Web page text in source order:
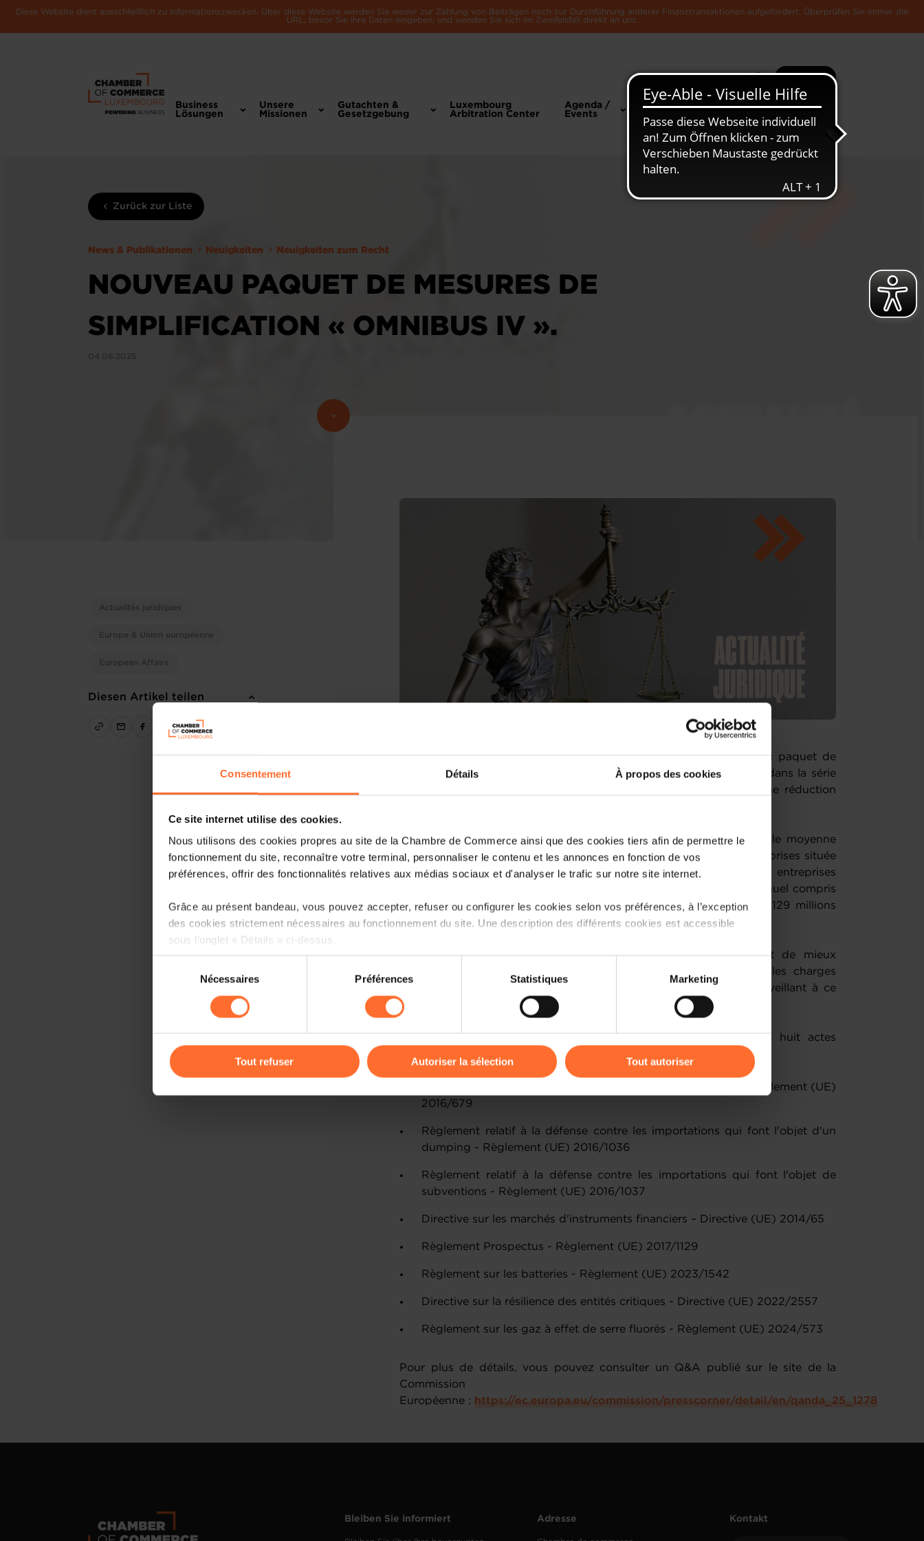
Consentement Détails À propos des cookies
Ce site internet utilise des cookies.
Nous utilisons des cookies propres au site de la Chambre de Commerce ainsi que des cookies tiers afin de permettre le
fonctionnement du site, reconnaître votre terminal, personnaliser le contenu et les annonces en fonction de vos
préférences, offrir des fonctionnalités relatives aux médias sociaux et d'analyser le trafic sur notre site internet.
Grâce au présent bandeau, vous pouvez accepter, refuser ou configurer les cookies selon vos préférences, à l’exception
des cookies strictement nécessaires au fonctionnement du site. Une description des différents cookies est accessible
sous l’onglet « Détails » ci-dessus.
Il est précisé que la navigation sur le site et certaines fonctionnalités (ex : lecture de vidéos, partage sur les réseaux
cas de refus de tous les cookies ou des cookies non nécessaires.
gauche de chaque page.
Charte d’usage des cookies
consentement
Nécessaires Préférences Statistiques Marketing
Tout refuser Autoriser la sélection Tout autoriser
Diese Website dient ausschließlich zu Informationszwecken. Über diese Website werden Sie weder zur Zahlung von Beiträgen noch zur Durchführung anderer Finanztransaktionen aufgefordert. Überprüfen Sie immer die
URL, bevor Sie Ihre Daten eingeben, und wenden Sie sich im Zweifelsfall direkt an uns.
Suche Mehr
Business
Lösungen
Unsere
Missionen
Gutachten &
Gesetzgebung
Luxembourg
Arbitration Center
Agenda /
Events
News &
Die Luxemburger
Zurück zur Liste
News & Publikationen Neuigkeiten Neuigkeiten zum Recht
NOUVEAU PAQUET DE MESURES DE
SIMPLIFICATION « OMNIBUS IV ».
Actualités juridiques
Europe & Union européenne
European Affairs
Diesen Artikel teilen
La Commission européenne vient de publier le 22/05 un nouveau paquet de
mesures de simplification
« Omnibus IV ».Cette initiative s’inscrit dans la série
de propositions « omnibus » ayant pour objectif de parvenir à une réduction
Le paquet Omnibus IV définit les contours des entreprises de taille moyenne
(SMC ou Small Mid-Cap companies), une nouvelle catégorie d’entreprises située
entre les PME et les grandes entreprises. Les SMC comprendrait les entreprises
comptant entre 250 et 750 employés, avec un chiffre d'affaires annuel compris
entre 50 et 150 millions d'euros et un bilan compris entre 43 et 129 millions
d'euros.
L’objectif des mesures proposées par ce nouveau Omnibus est de mieux
adapter les exigences de conformité pour les SMCs, de réduire les charges
administratives et de renforcer la compétitivité pour les SMC, en veillant à ce
qu’elles bénéficient d’obligation de déclaration plus proportionnées.
L'Omnibus IV prévoit d’introduire des modifications ciblées des huit actes
Règlement général sur la protection des données (RGPD) - Règlement (UE)
2016/679
Règlement relatif à la défense contre les importations qui font l'objet d'un
dumping - Règlement (UE) 2016/1036
Règlement relatif à la défense contre les importations qui font l'objet de
subventions - Règlement (UE) 2016/1037
Directive sur les marchés d'instruments financiers – Directive (UE) 2014/65
Règlement Prospectus - Règlement (UE) 2017/1129
Règlement sur les batteries - Règlement (UE) 2023/1542
Directive sur la résilience des entités critiques - Directive (UE) 2022/2557
Règlement sur les gaz à effet de serre fluorés - Règlement (UE) 2024/573
Pour plus de détails, vous pouvez consulter un Q&A publié sur le site de la
Commission
Européenne : https://ec.europa.eu/commission/presscorner/detail/en/qanda_25_1278
Bleiben Sie informiert Adresse Kontakt